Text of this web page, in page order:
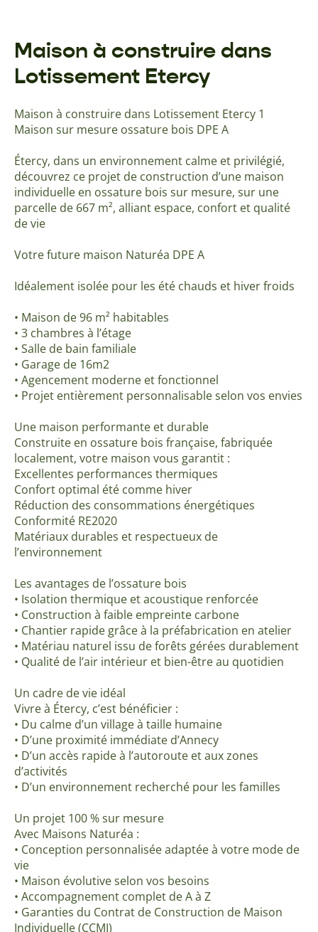
Maison à construire dans
Lotissement Etercy
Maison à construire dans Lotissement Etercy 1
Maison sur mesure ossature bois DPE A
Étercy, dans un environnement calme et privilégié,
découvrez ce projet de construction d’une maison
individuelle en ossature bois sur mesure, sur une
parcelle de 667 m², alliant espace, confort et qualité
de vie
Votre future maison Naturéa DPE A
Idéalement isolée pour les été chauds et hiver froids
• Maison de 96 m² habitables
• 3 chambres à l’étage
• Salle de bain familiale
• Garage de 16m2
• Agencement moderne et fonctionnel
• Projet entièrement personnalisable selon vos envies
Une maison performante et durable
Construite en ossature bois française, fabriquée
localement, votre maison vous garantit :
Excellentes performances thermiques
Confort optimal été comme hiver
Réduction des consommations énergétiques
Conformité RE2020
Matériaux durables et respectueux de
l’environnement
Les avantages de l’ossature bois
• Isolation thermique et acoustique renforcée
• Construction à faible empreinte carbone
• Chantier rapide grâce à la préfabrication en atelier
• Matériau naturel issu de forêts gérées durablement
• Qualité de l’air intérieur et bien-être au quotidien
Un cadre de vie idéal
Vivre à Étercy, c’est bénéficier :
• Du calme d’un village à taille humaine
• D’une proximité immédiate d’Annecy
• D’un accès rapide à l’autoroute et aux zones
d’activités
• D’un environnement recherché pour les familles
Un projet 100 % sur mesure
Avec Maisons Naturéa :
• Conception personnalisée adaptée à votre mode de
vie
• Maison évolutive selon vos besoins
• Accompagnement complet de A à Z
• Garanties du Contrat de Construction de Maison
Individuelle (CCMI)